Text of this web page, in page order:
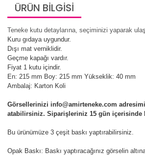
ÜRÜN BİLGİSİ
Teneke kutu detaylarına, seçiminizi yaparak
Kuru gıdaya uygundur.
Dışı mat verniklidir.
Geçme kapağı vardır.
Fiyat 1 kutu içindir.
En: 215 mm Boy: 215 mm Yükseklik: 40 mm
Ambalaj: Karton Koli
Görsellerinizi info@amirteneke.com
atabilirsiniz. Siparişleriniz 15 gün içerisinde
Bu ürünümüze 3 çeşit baskı yaptırabilirsiniz.
Opak Baskı: Baskı yaptıracağınız görselin